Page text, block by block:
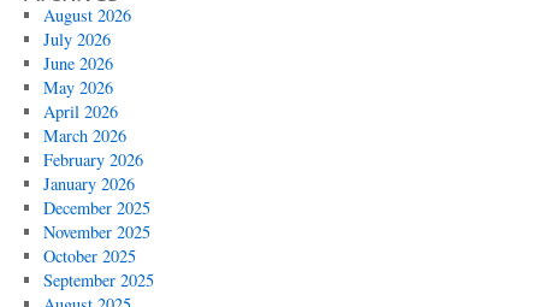
August 2026
July 2026
June 2026
May 2026
April 2026
March 2026
February 2026
January 2026
December 2025
November 2025
October 2025
September 2025